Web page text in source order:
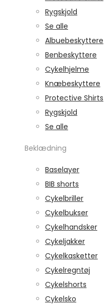
Rygskjold
Se alle
Albuebeskyttere
Benbeskyttere
Cykelhjelme
Knæbeskyttere
Protective Shirts
Rygskjold
Se alle
Beklædning
Baselayer
BIB shorts
Cykelbriller
Cykelbukser
Cykelhandsker
Cykeljakker
Cykelkasketter
Cykelregntøj
Cykelshorts
Cykelsko